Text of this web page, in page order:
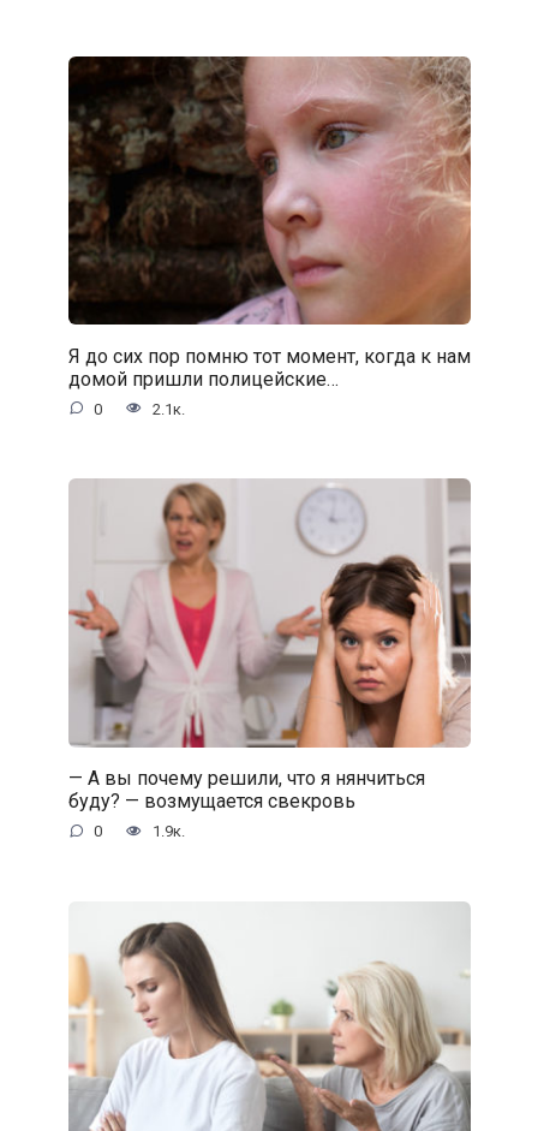
Я до сих пор помню тот момент, когда к нам
домой пришли полицейские…
0 2.1к.
— А вы почему решили, что я нянчиться
буду? — возмущается свекровь
0 1.9к.